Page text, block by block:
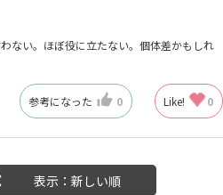
ない。ほぼ役に立たない。個体差かもしれ
参考になった 0 Like! 0
表示：新しい順